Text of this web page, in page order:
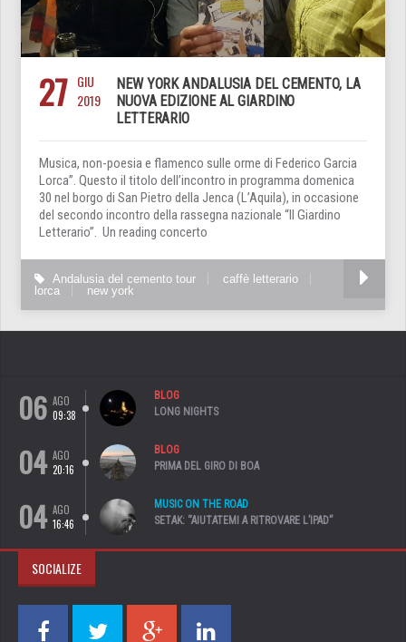
27 GIU
2019
NEW YORK ANDALUSIA DEL CEMENTO, LA
NUOVA EDIZIONE AL GIARDINO
LETTERARIO
Musica, non-poesia e flamenco sulle orme di Federico Garcia
Lorca”. Questo il titolo dell’incontro in programma domenica
30 nel borgo di San Pietro della Jenca (L’Aquila), in occasione
del secondo incontro della rassegna nazionale “Il Giardino
Letterario”. Un reading concerto
Andalusia del cemento tour
caffè letterario
lorca
new york
06 AGO
09:38
BLOG
LONG NIGHTS
04 AGO
20:16
BLOG
PRIMA DEL GIRO DI BOA
04 AGO
16:46
MUSIC ON THE ROAD
SETAK: “AIUTATEMI A RITROVARE L’IPAD”
SOCIALIZE